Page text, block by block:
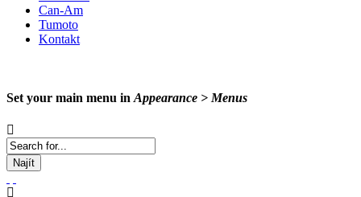
Can-Am
Tumoto
Kontakt
Set your main menu in Appearance > Menus
Najít